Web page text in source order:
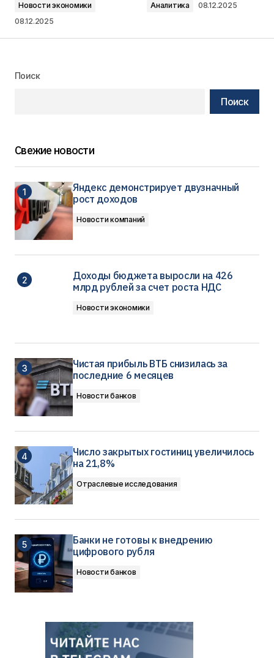
Новости экономики
08.12.2025
Аналитика 08.12.2025
Поиск
Поиск
Свежие новости
Яндекс демонстрирует двузначный
рост доходов
Новости компаний
Доходы бюджета выросли на 426
млрд рублей за счет роста НДС
Новости экономики
Чистая прибыль ВТБ снизилась за
последние 6 месяцев
Новости банков
Число закрытых гостиниц увеличилось
на 21,8%
Отраслевые исследования
Банки не готовы к внедрению
цифрового рубля
Новости банков